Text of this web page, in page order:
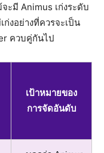
มี Animus เก่งระดับ
งอย่างที่ควรจะเป็น
ควบคู่กันไป
เป้าหมายของ
การจัดอันดับ